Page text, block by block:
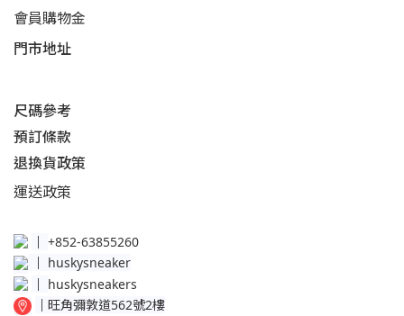
會員購物金
門市地址
尺碼參考
預訂條款
退換貨政策​
運送政策​
│ +852-63855260
huskysneaker
│ huskysneakers
│ 旺角彌敦道562號2樓